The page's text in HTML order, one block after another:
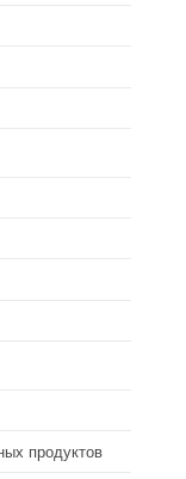
продуктов